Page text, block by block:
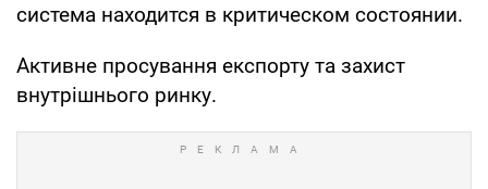
система находится в критическом состоянии.
Активне просування експорту та захист
внутрішнього ринку.